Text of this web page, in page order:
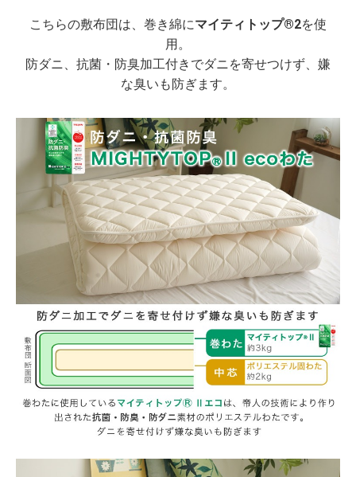
こちらの敷布団は、巻き綿にマイティトップ®2を使
用。
防ダニ、抗菌・防臭加工付きでダニを寄せつけず、嫌
な臭いも防ぎます。